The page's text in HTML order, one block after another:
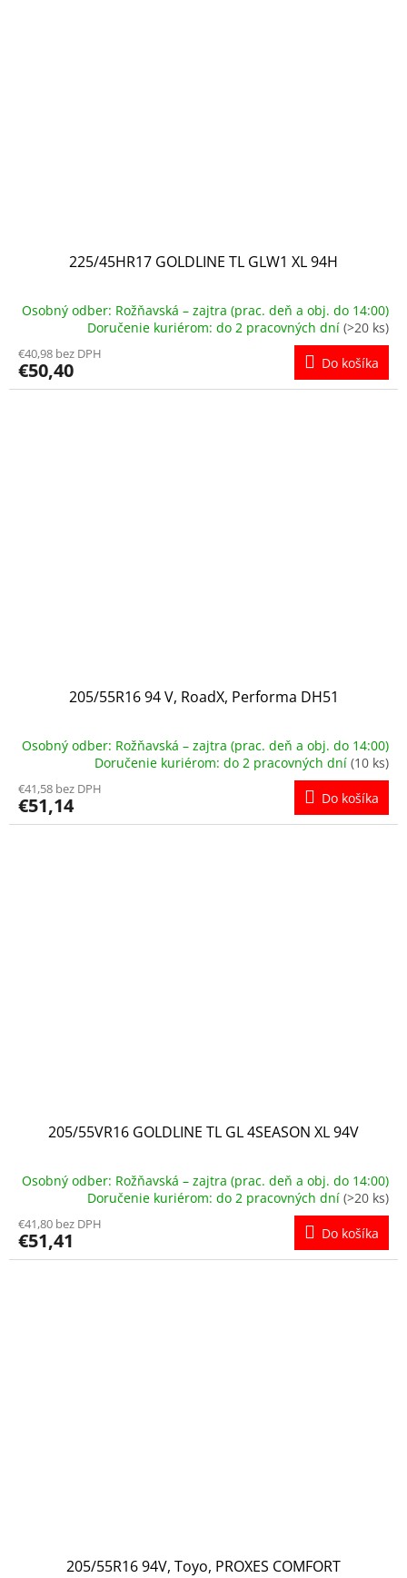
225/45HR17 GOLDLINE TL GLW1 XL 94H
Osobný odber: Rožňavská – zajtra (prac. deň a obj. do 14:00)
Doručenie kuriérom: do 2 pracovných dní (>20 ks)
€40,98 bez DPH
€50,40 Do košíka
205/55R16 94 V, RoadX, Performa DH51
Osobný odber: Rožňavská – zajtra (prac. deň a obj. do 14:00)
Doručenie kuriérom: do 2 pracovných dní (10 ks)
€41,58 bez DPH
€51,14 Do košíka
205/55VR16 GOLDLINE TL GL 4SEASON XL 94V
Osobný odber: Rožňavská – zajtra (prac. deň a obj. do 14:00)
Doručenie kuriérom: do 2 pracovných dní (>20 ks)
€41,80 bez DPH
€51,41 Do košíka
205/55R16 94V, Toyo, PROXES COMFORT